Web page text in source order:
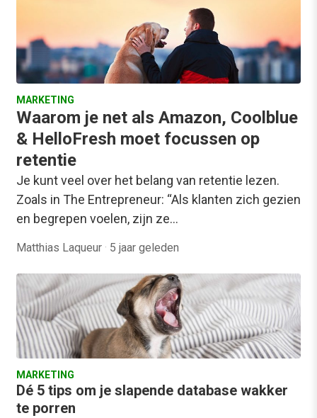
MARKETING
Waarom je net als Amazon, Coolblue
& HelloFresh moet focussen op
retentie
Je kunt veel over het belang van retentie lezen.
Zoals in The Entrepreneur: “Als klanten zich gezien
en begrepen voelen, zijn ze…
Matthias Laqueur · 5 jaar geleden
MARKETING
Dé 5 tips om je slapende database wakker
te porren